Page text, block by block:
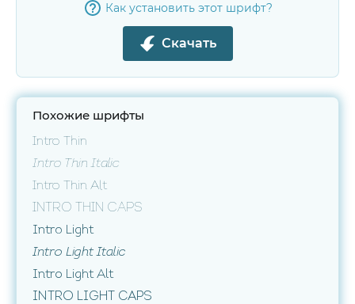
Как установить этот шрифт?
Скачать
Похожие шрифты
Intro Thin
Intro Thin Italic
Intro Thin Alt
Intro Thin Caps
Intro Light
Intro Light Italic
Intro Light Alt
Intro Light Caps